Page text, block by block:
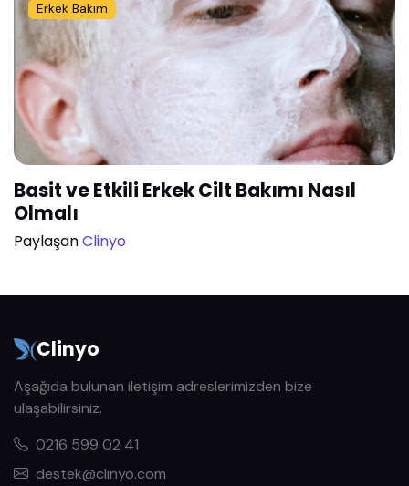
Erkek Bakım
Basit ve Etkili Erkek Cilt Bakımı Nasıl
Olmalı
PaylaşanClinyo
Clinyo
Aşağıda bulunan iletişim adreslerimizden bize
ulaşabilirsiniz.
0216 599 02 41
destek@clinyo.com